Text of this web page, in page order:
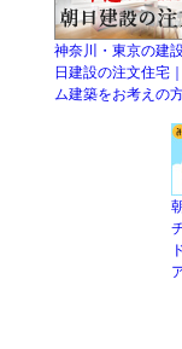
神奈川・東京の建
日建設の注文住宅
ム建築をお考えの